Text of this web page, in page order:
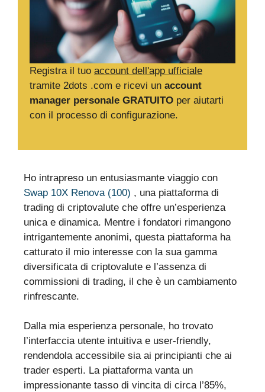
Registra il tuo account dell'app ufficiale
tramite 2dots .com e ricevi un account
manager personale GRATUITO per aiutarti
con il processo di configurazione.
Ho intrapreso un entusiasmante viaggio con
Swap 10X Renova (100) , una piattaforma di
trading di criptovalute che offre un’esperienza
unica e dinamica. Mentre i fondatori rimangono
intrigantemente anonimi, questa piattaforma ha
catturato il mio interesse con la sua gamma
diversificata di criptovalute e l’assenza di
commissioni di trading, il che è un cambiamento
rinfrescante.
Dalla mia esperienza personale, ho trovato
l’interfaccia utente intuitiva e user-friendly,
rendendola accessibile sia ai principianti che ai
trader esperti. La piattaforma vanta un
impressionante tasso di vincita di circa l’85%,